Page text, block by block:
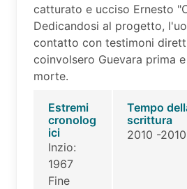
catturato e ucciso Ernesto
Dedicandosi al progetto,
contatto con testimoni
coinvolsero Guevara prima
morte.
Estremi
cronolog
ici
Inzio:
1967
Fine
Tempo
scrittura
2010 -2010